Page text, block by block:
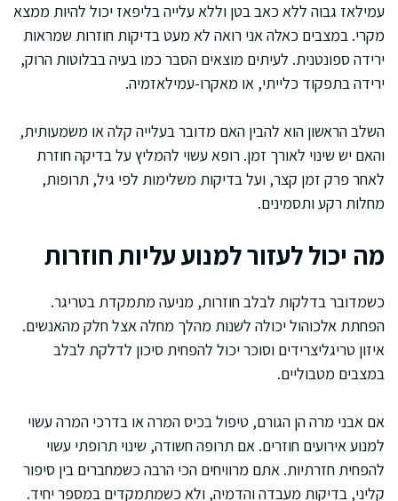
עמילאז גבוה ללא כאב בטן וללא עלייה בליפאז יכול להיות ממצא
מקרי. במצבים כאלה אני רואה לא מעט בדיקות חוזרות שמראות
ירידה ספונטנית. לעיתים מוצאים הסבר כמו בעיה בבלוטות הרוק,
ירידה בתפקוד כלייתי, או מאקרו-עמילאזמיה.
השלב הראשון הוא להבין האם מדובר בעלייה קלה או משמעותית,
והאם יש שינוי לאורך זמן. רופא עשוי להמליץ על בדיקה חוזרת
לאחר פרק זמן קצר, ועל בדיקות משלימות לפי גיל, תרופות,
מחלות רקע ותסמינים.
מה יכול לעזור למנוע עליות חוזרות
כשמדובר בדלקות לבלב חוזרות, מניעה מתמקדת בטריגר.
הפחתת אלכוהול יכולה לשנות מהלך מחלה אצל חלק מהאנשים.
איזון טריגליצרידים וסוכר יכול להפחית סיכון לדלקת לבלב
במצבים מטבוליים.
אם אבני מרה הן הגורם, טיפול בכיס המרה או בדרכי המרה עשוי
למנוע אירועים חוזרים. אם תרופה חשודה, שינוי תרופתי עשוי
להפחית חזרתיות. אתם מרוויחים הכי הרבה כשמחברים בין סיפור
קליני, בדיקות מעבדה והדמיה, ולא כשמתמקדים במספר יחיד.